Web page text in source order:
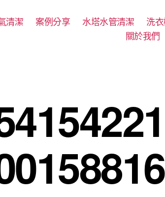
清潔 案例分享 水塔水管清潔
洗
關於我們